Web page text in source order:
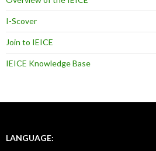
I-Scover
Join to IEICE
IEICE Knowledge Base
LANGUAGE: